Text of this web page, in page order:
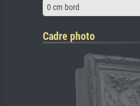
0 cm bord
Cadre photo